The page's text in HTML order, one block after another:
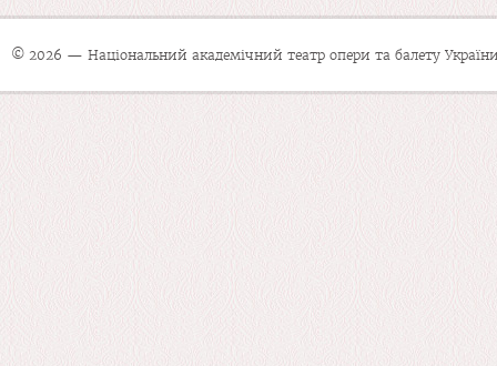
© 2026 — Національний академічний театр опери та балету